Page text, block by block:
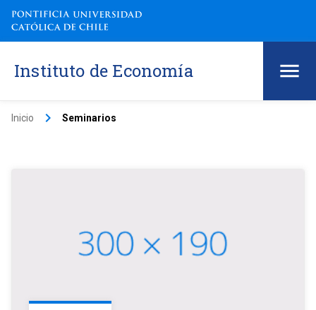
Instituto de Economía
Inicio keyboard_arrow_right Seminarios